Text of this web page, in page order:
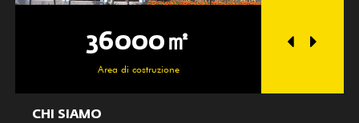
36000㎡
Area di costruzione
CHI SIAMO